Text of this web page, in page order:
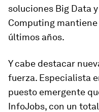
soluciones Big Data
Computing
últimos años.
Y cabe destacar
fuerza. Especialista
puesto emergente
InfoJobs, con un